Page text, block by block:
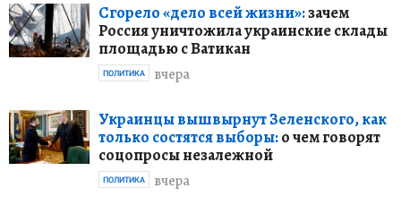
Сгорело «дело всей жизни»:зачем
Россия уничтожила украинские склады
площадью с Ватикан
вчера
ПОЛИТИКА
Украинцы вышвырнут Зеленского, как
только состятся выборы:о чем говорят
соцопросы незалежной
вчера
ПОЛИТИКА